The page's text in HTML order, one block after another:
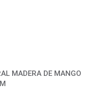
MADERA DE MANGO